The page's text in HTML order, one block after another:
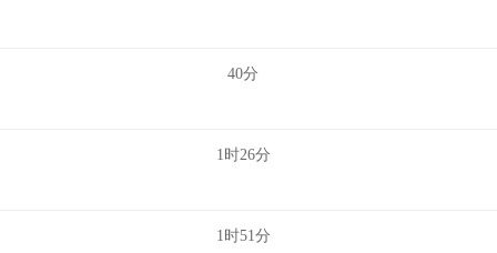
40分
1时26分
1时51分